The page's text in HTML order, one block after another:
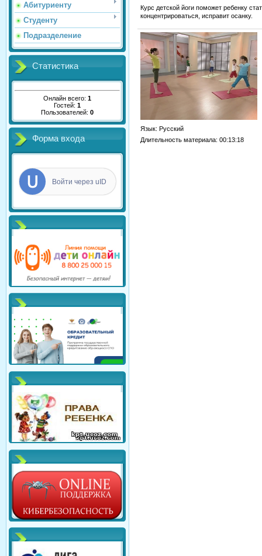
Абитуриенту
Студенту
Подразделение
Статистика
Онлайн всего: 1
Гостей: 1
Пользователей: 0
Форма входа
Войти через uID
Курс детской йоги поможет ребенку
концентрироваться, исправит осанку.
Язык: Русский
Длительность материала: 00:13:18